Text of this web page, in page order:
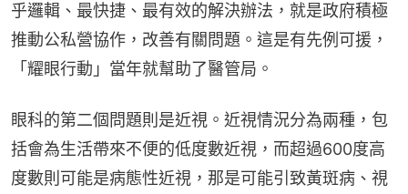
乎邏輯、最快捷、最有效的解決辦法，就是政府積極
推動公私營協作，改善有關問題。這是有先例可援，
「耀眼行動」當年就幫助了醫管局。
眼科的第二個問題則是近視。近視情況分為兩種，包
括會為生活帶來不便的低度數近視，而超過600度高
度數則可能是病態性近視，那是可能引致黃斑病、視